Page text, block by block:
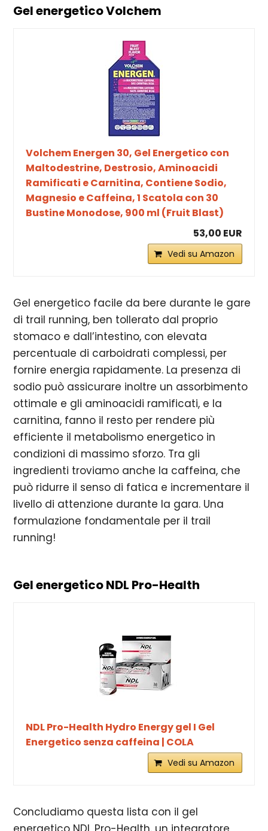
Gel energetico Volchem
Volchem Energen 30, Gel Energetico con
Maltodestrine, Destrosio, Aminoacidi
Ramificati e Carnitina, Contiene Sodio,
Magnesio e Caffeina, 1 Scatola con 30
Bustine Monodose, 900 ml (Fruit Blast)
53,00 EUR
Vedi su Amazon
Gel energetico facile da bere durante le gare
di trail running, ben tollerato dal proprio
stomaco e dall’intestino, con elevata
percentuale di carboidrati complessi, per
fornire energia rapidamente. La presenza di
sodio può assicurare inoltre un assorbimento
ottimale e gli aminoacidi ramificati, e la
carnitina, fanno il resto per rendere più
efficiente il metabolismo energetico in
condizioni di massimo sforzo. Tra gli
ingredienti troviamo anche la caffeina, che
può ridurre il senso di fatica e incrementare il
livello di attenzione durante la gara. Una
formulazione fondamentale per il trail
running!
Gel energetico NDL Pro-Health
NDL Pro-Health Hydro Energy gel I Gel
Energetico senza caffeina | COLA
Vedi su Amazon
Concludiamo questa lista con il gel